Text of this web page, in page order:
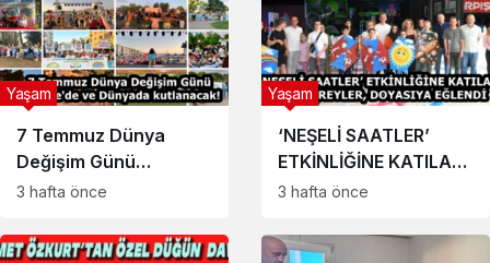
GEMİDEN ÇIKARILDI
7 Temmuz Dünya
Değişim Günü
Türkiye’de ve
Yaşam
3 hafta önce
‘NEŞELİ SAATLER’
ETKİNLİĞİNE KATILAN
ÖZEL BİREYLER,
Yaşam
3 hafta önce